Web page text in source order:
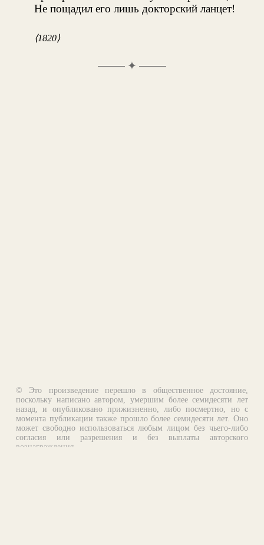
Не пощадил его лишь докторский ланцет!
⟨1820⟩
✦
© Это произведение перешло в общественное достояние,
поскольку написано автором, умершим более семидесяти лет
назад, и опубликовано прижизненно, либо посмертно, но с
момента публикации также прошло более семидесяти лет. Оно
может свободно использоваться любым лицом без чьего-либо
согласия или разрешения и без выплаты авторского
вознаграждения.